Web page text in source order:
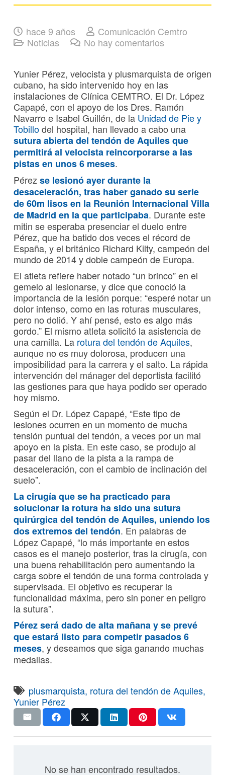
hace 9 años
Comunicación Cemtro
Noticias
No hay comentarios
Yunier Pérez, velocista y plusmarquista de origen
cubano, ha sido intervenido hoy en las
instalaciones de Clínica CEMTRO. El Dr. López
Capapé, con el apoyo de los Dres. Ramón
Navarro e Isabel Guillén, de la Unidad de Pie y
Tobillodel hospital, han llevado a cabo una
sutura abierta del tendón de Aquiles que
permitirá al velocista reincorporarse a las
pistas en unos 6 meses.
Pérezse lesionó ayerdurante la
desaceleración, tras haber ganado su serie
de 60m lisos en la Reunión Internacional Villa
de Madrid en la que participaba. Durante este
mitin se esperaba presenciar el duelo entre
Pérez, que ha batido dos veces el récord de
España, y el británico Richard Kilty, campeón del
mundo de 2014 y doble campeón de Europa.
El atleta refiere haber notado “un brinco” en el
gemelo al lesionarse, y dice que conoció la
importancia de la lesión porque: “esperé notar un
dolor intenso, como en las roturas musculares,
pero no dolió. Y ahí pensé, esto es algo más
gordo.” El mismo atleta solicitó la asistencia de
una camilla. La rotura del tendón de Aquiles,
aunque no es muy dolorosa, producen una
imposibilidad para la carrera y el salto. La rápida
intervención del mánager del deportista facilitó
las gestiones para que haya podido ser operado
hoy mismo.
Según el Dr. López Capapé, “Este tipo de
lesiones ocurren en un momento de mucha
tensión puntual del tendón, a veces por un mal
apoyo en la pista. En este caso, se produjo al
pasar del llano de la pista a la rampa de
desaceleración, con el cambio de inclinación del
suelo”.
La cirugía que se ha practicado para
solucionar la rotura ha sido una sutura
quirúrgica del tendón de Aquiles, uniendo los
dos extremos del tendón. En palabras de
López Capapé, “lo más importante en estos
casos es el manejo posterior, tras la cirugía, con
una buena rehabilitación pero aumentando la
carga sobre el tendón de una forma controlada y
supervisada. El objetivo es recuperar la
funcionalidad máxima, pero sin poner en peligro
la sutura”.
Pérez será dado de alta mañana y se prevé
que estará listo para competir pasados 6
meses, y deseamos que siga ganando muchas
medallas.
plusmarquista, rotura del tendón de Aquiles,
Yunier Pérez
No se han encontrado resultados.